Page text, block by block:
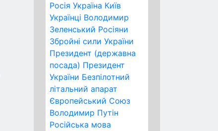
Росія Україна Київ
Українці Володимир
Зеленський Росіяни
Збройні сили України
Президент (державна
посада) Президент
України Безпілотний
літальний апарат
Європейський Союз
Володимир Путін
Російська мова